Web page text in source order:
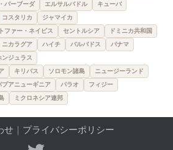
バーブーダ エルサルバドル
キューバ
コスタリカ
ジャマイカ
ファー・ネイビス
セントルシア
ドミニカ共和国
ニカラグア ハイチ バルバドス
パナマ
ンジュラス
キリバス ソロモン諸島
ニュージーランド
プアニューギニア パラオ
フィジー
ミクロネシア連邦
せ｜ プライバシーポリシー